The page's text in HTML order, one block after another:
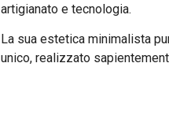
artigianato e tecnologia.
La sua estetica minimalista
unico, realizzato